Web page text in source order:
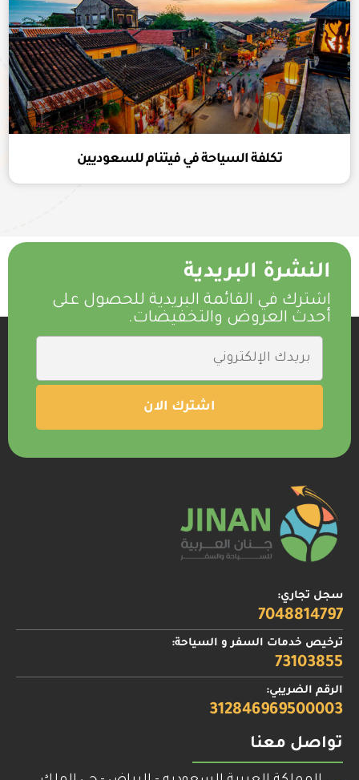
تكلفة السياحة في فيتنام للسعوديين
النشرة البريدية
اشترك في القائمة البريدية للحصول على
أحدث العروض والتخفيضات.
سجل تجاري:
7048814797
ترخيص خدمات السفر و السياحة:
73103855
الرقم الضريبي:
312846969500003
تواصل معنا